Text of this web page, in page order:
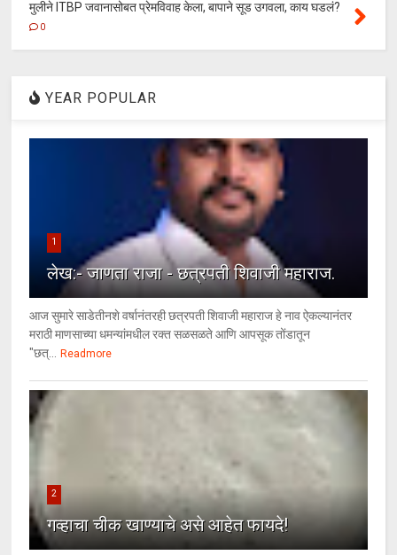
मुलीने ITBP जवानासोबत प्रेमविवाह केला, बापाने सूड उगवला, काय घडलं?
0
YEAR POPULAR
1
लेख:- जाणता राजा - छत्रपती शिवाजी महाराज.
आज सुमारे साडेतीनशे वर्षानंतरही छत्रपती शिवाजी महाराज हे नाव ऐकल्यानंतर
मराठी माणसाच्या धमन्यांमधील रक्त सळसळते आणि आपसूक तोंडातून
"छत्... Readmore
2
गव्हाचा चीक खाण्याचे असे आहेत फायदे!